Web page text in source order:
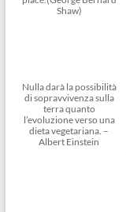
Shaw)
Nulla darà la possibilità
di sopravvivenza sulla
terra quanto
l’evoluzione verso una
dieta vegetariana. –
Albert Einstein